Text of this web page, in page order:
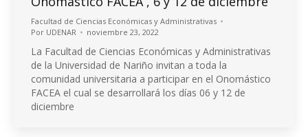
Facultad de Ciencias Económicas y Administrativas
Por UDENAR noviembre 23, 2022
La Facultad de Ciencias Económicas y Administrativas
de la Universidad de Nariño invitan a toda la
comunidad universitaria a participar en el Onomástico
FACEA el cual se desarrollará los días 06 y 12 de
diciembre